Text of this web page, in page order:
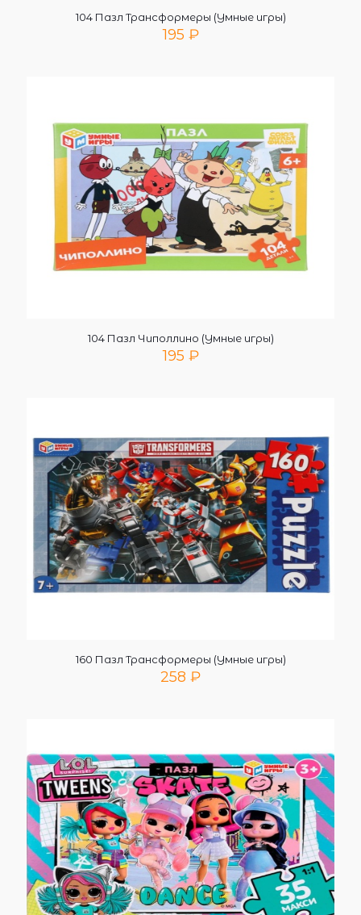
104 Пазл Трансформеры (Умные игры)
195 ₽
104 Пазл Чиполлино (Умные игры)
195 ₽
160 Пазл Трансформеры (Умные игры)
258 ₽